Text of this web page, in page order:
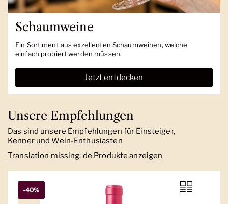
Schaumweine
Ein Sortiment aus exzellenten Schaumweinen, welche
einfach probiert werden müssen.
Jetzt entdecken
Unsere Empfehlungen
Das sind unsere Empfehlungen für Einsteiger,
Kenner und Wein-Enthusiasten
Translation missing: de.Produkte anzeigen
-40%